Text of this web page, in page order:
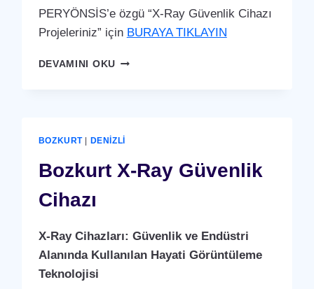
PERYÖNSİS’e özgü “X-Ray Güvenlik Cihazı
Projeleriniz” için BURAYA TIKLAYIN
DEVAMINI OKUBOZKURT
BOZKURT| DENIZLI
Bozkurt X-Ray Güvenlik
Cihazı
X-Ray Cihazları: Güvenlik ve Endüstri
Alanında Kullanılan Hayati Görüntüleme
Teknolojisi